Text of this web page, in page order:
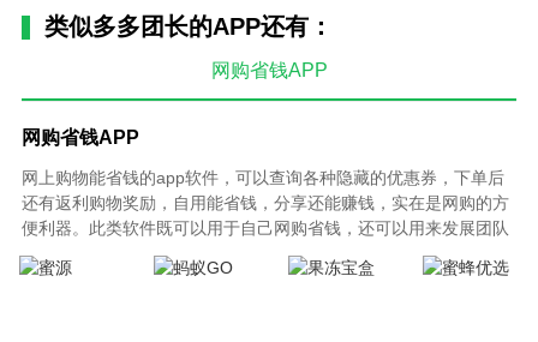
类似多多团长的APP还有：
网购省钱APP
网购省钱APP
网上购物能省钱的app软件，可以查询各种隐藏的优惠券，下单后
还有返利购物奖励，自用能省钱，分享还能赚钱，实在是网购的方
便利器。此类软件既可以用于自己网购省钱，还可以用来发展团队
创业赚钱。不同的APP有不同的分级制度，返利奖励也不同，以下
是绿色手机网根据平台发展程度、平台操作难易程度、返利程度来